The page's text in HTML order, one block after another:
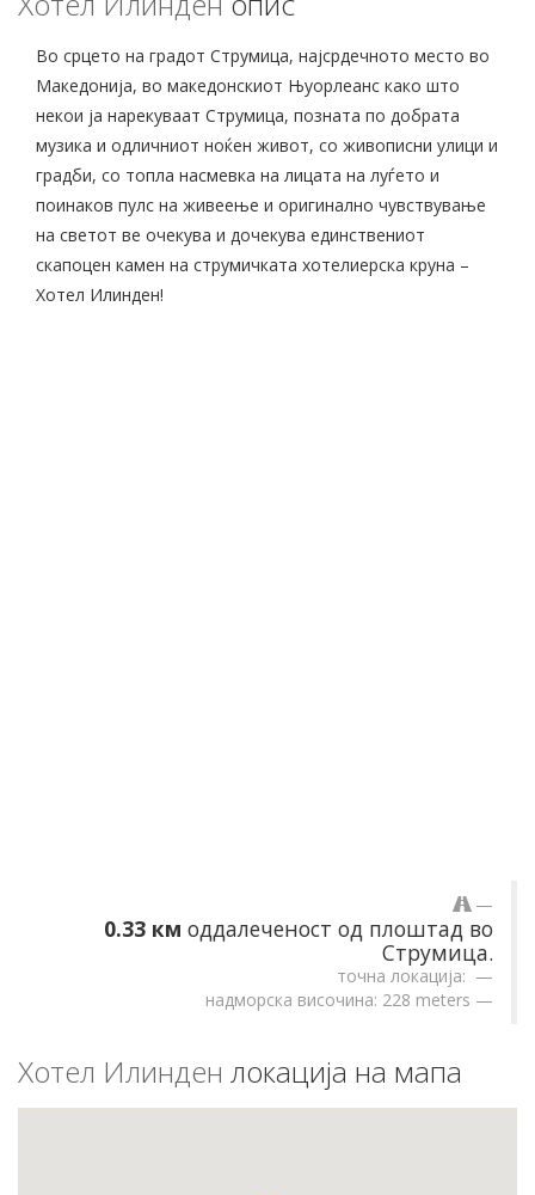
Во срцето на градот Струмица, најсрдечното место во
Македонија, во македонскиот Њуорлеанс како што
некои ја нарекуваат Струмица, позната по добрата
музика и одличниот ноќен живот, со живописни улици и
градби, со топла насмевка на лицата на луѓето и
поинаков пулс на живеење и оригинално чувствување
на светот ве очекува и дочекува единствениот
скапоцен камен на струмичката хотелиерска круна –
Хотел Илинден!
0.33 км оддалеченост од плоштад во
Струмица.
точна локација:
надморска височина: 228 meters
Хотел Илинден локација на мапа